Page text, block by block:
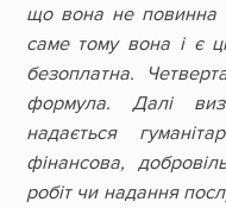
що вона не повинна
саме тому вона і є
безоплатна.
формула. Далі
надається
фінансова,
робіт чи надання